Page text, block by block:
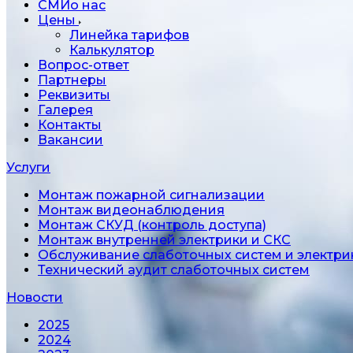
СМИо нас
Цены
Линейка тарифов
Калькулятор
Вопрос-ответ
Партнеры
Реквизиты
Галерея
Контакты
Вакансии
Услуги
Монтаж пожарной сигнализации
Монтаж видеонаблюдения
Монтаж СКУД (контроль доступа)
Монтаж внутренней электрики и СКС
Обслуживание слаботочных систем и
Технический аудит слаботочных систем
Новости
2025
2024